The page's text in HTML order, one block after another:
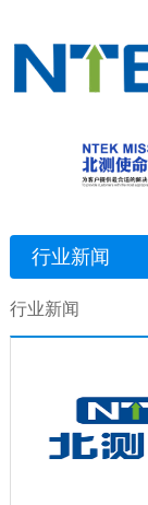
行业新闻
行业新闻